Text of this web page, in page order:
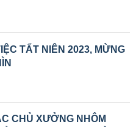
TẤT NIÊN 2023, MỪNG
CHỦ XƯỞNG NHÔM